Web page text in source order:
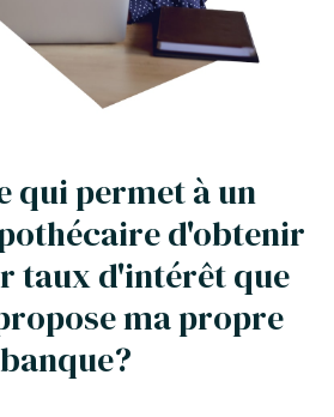
qui permet à un
d'obtenir
taux d'intérêt que
ma propre
banque?